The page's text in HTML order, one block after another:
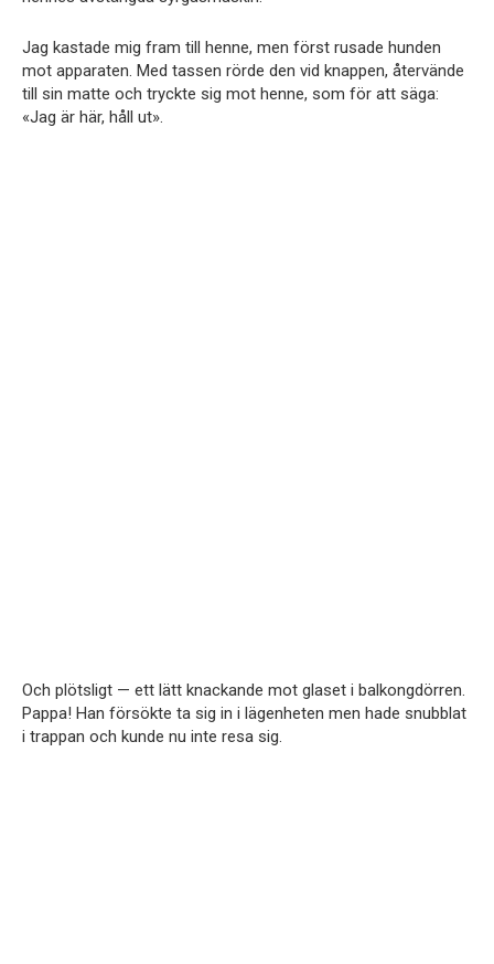
Jag kastade mig fram till henne, men först rusade hunden
mot apparaten. Med tassen rörde den vid knappen, återvände
till sin matte och tryckte sig mot henne, som för att säga:
«Jag är här, håll ut».
Och plötsligt — ett lätt knackande mot glaset i balkongdörren.
Pappa! Han försökte ta sig in i lägenheten men hade snubblat
i trappan och kunde nu inte resa sig.